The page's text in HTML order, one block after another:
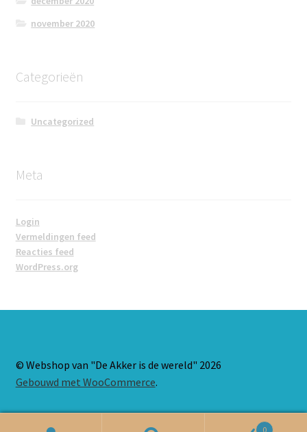
november 2020
Categorieën
Uncategorized
Meta
Login
Vermeldingen feed
Reacties feed
WordPress.org
© Webshop van "De Akker is de wereld" 2026
Gebouwd met WooCommerce.
0